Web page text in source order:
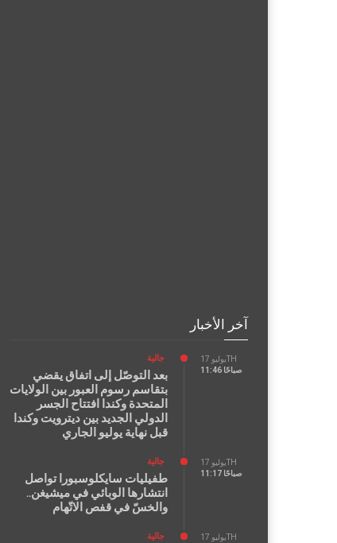
آخر الأخبار
يوليو 17TH
11:46 صباحًا
جالية
بعد التوصّل إلى اتفاق يقضي
بتقاسم رسوم العبور بين الولايات
المتحدة وكندا افتتاح الجسر
الدولي الجديد بين ديترويت وكندا
قبل نهاية يوليو الجاري
يوليو 17TH
11:17 صباحًا
جالية
طفيليات سايكلوسبورا تواصل
انتشارها الوبائي في ميشيغن..
والخسّ في قفص الاتّهام
يوليو 17TH
جالية